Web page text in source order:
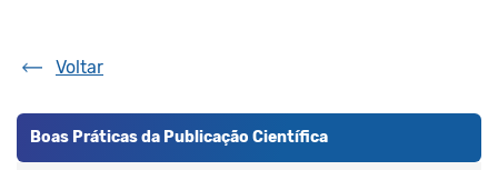
Voltar
Boas Práticas da Publicação Científica